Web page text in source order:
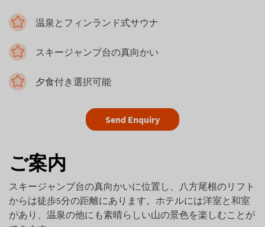
温泉とフィンランド式サウナ
スキージャンプ台の真向かい
夕食付き選択可能
Send Enquiry
ご案内
スキージャンプ台の真向かいに位置し、八方尾根のリフト
からは徒歩5分の距離にあります。ホテルには洋室と和室
があり、温泉の他にも素晴らしい山の景色を楽しむことが